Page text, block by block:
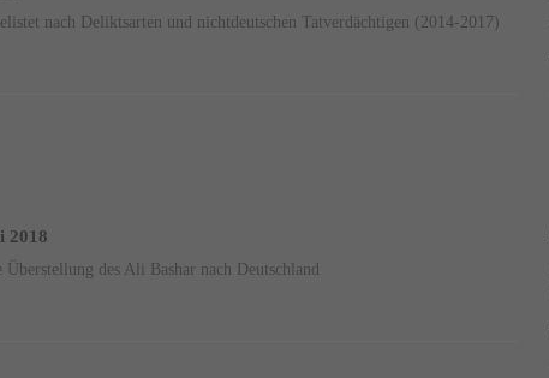
nach Deliktsarten und nichtdeutschen Tatverdächtigen (2014-2017)
2018
des Ali Bashar nach Deutschland